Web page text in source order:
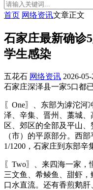
首页 网络资讯文章正文
石家庄最新确诊
学生感染
五花石 网络资讯 2026-
石家庄深泽县一家5口都
〖One〗、东部为滹沱
泽、辛集、晋州、藁城
区、郊区的全部及平山
（市）的平原部分。西
1/1200，石家庄到东部辛
〖Two〗、来四海一家
三文鱼、希鲮鱼、甜虾
口水直流。还有香煎鹅